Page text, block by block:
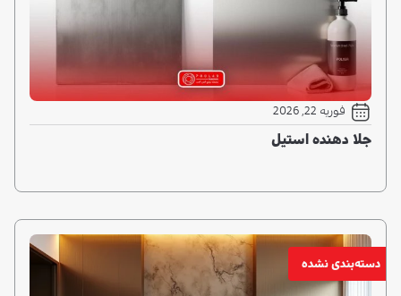
فوریه 22, 2026
جلا دهنده استیل
دسته‌بندی نشده